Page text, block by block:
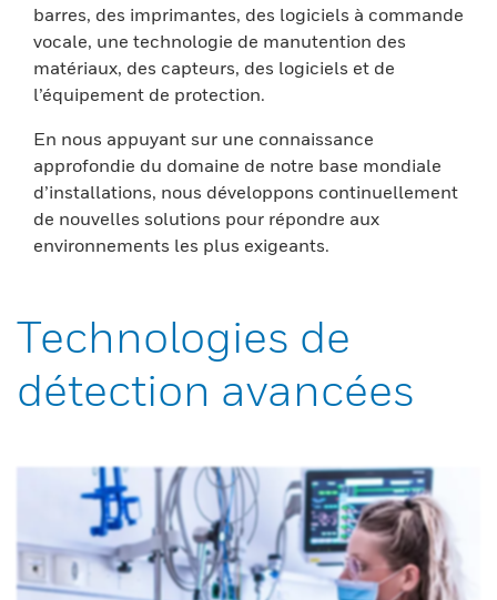
barres, des imprimantes, des logiciels à commande
vocale, une technologie de manutention des
matériaux, des capteurs, des logiciels et de
l’équipement de protection.
En nous appuyant sur une connaissance
approfondie du domaine de notre base mondiale
d’installations, nous développons continuellement
de nouvelles solutions pour répondre aux
environnements les plus exigeants.
Technologies de
détection avancées